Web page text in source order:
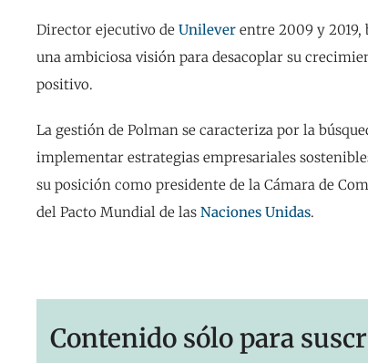
Director ejecutivo de Unilever entre 2009 y
una ambiciosa visión para desacoplar su
positivo.
La gestión de Polman se caracteriza por la
implementar estrategias empresariales
su posición como presidente de la Cámara de
del Pacto Mundial de las Naciones Unidas.
Contenido sólo para